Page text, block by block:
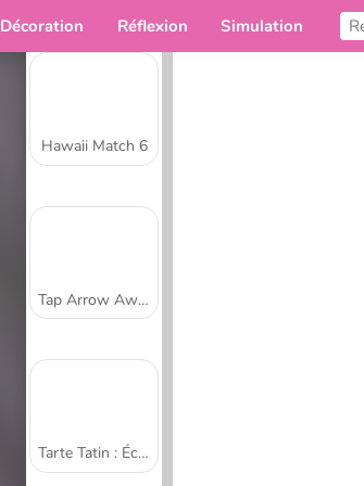
Décoration Réflexion Simulation
Hawaii Match 6
Tap Arrow Away
Tarte Tatin : École de cuisine de Sara